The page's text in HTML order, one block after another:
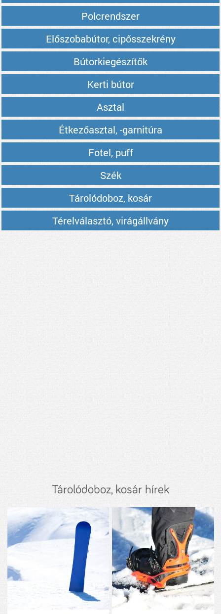
Polcrendszer
Előszobabútor, cipősszekrény
Bútorkiegészítők
Kerti bútor
Asztal
Étkezőasztal, -garnitúra
Fotel, puff
Szék
Tárolódoboz, kosár
Térelválasztó, virágállvány
Tárolódoboz, kosár hírek